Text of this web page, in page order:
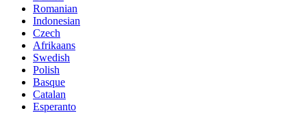
Romanian
Indonesian
Czech
Afrikaans
Swedish
Polish
Basque
Catalan
Esperanto